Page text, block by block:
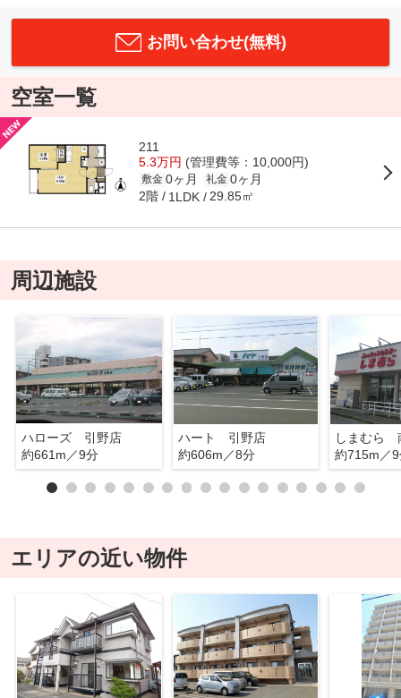
お問い合わせ(無料)
空室一覧
211
5.3万円 (管理費等：10,000円)
敷金 0ヶ月 礼金 0ヶ月
2階 1LDK 29.85㎡
周辺施設
ハローズ 引野店
約661m／9分
ハート 引野店
約606m／8分
しまむら
約715m／
エリアの近い物件